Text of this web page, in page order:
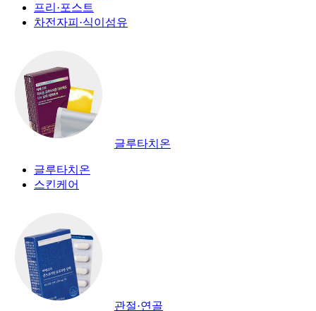
프리·포스트
차전자피·식이섬유
글루타치온
글루타치온
스킨케어
관절·연골